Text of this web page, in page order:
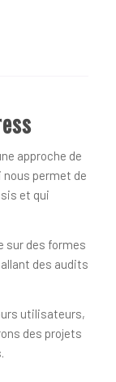
approche de
nous permet de
et qui
sur des formes
des audits
utilisateurs,
des projets